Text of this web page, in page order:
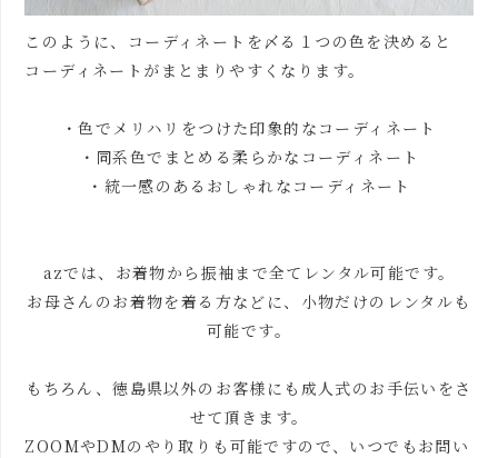
このように、コーディネートを〆る１つの色を決めると
コーディネートがまとまりやすくなります。
・色でメリハリをつけた印象的なコーディネート
・同系色でまとめる柔らかなコーディネート
・統一感のあるおしゃれなコーディネート
azでは、お着物から振袖まで全てレンタル可能です。
お母さんのお着物を着る方などに、小物だけのレンタルも
可能です。
もちろん、徳島県以外のお客様にも成人式のお手伝いをさ
せて頂きます。
ZOOMやDMのやり取りも可能ですので、いつでもお問い